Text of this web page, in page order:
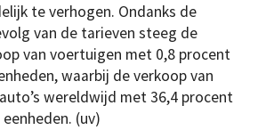
te verhogen. Ondanks de
van de tarieven steeg de
van voertuigen met 0,8 procent
waarbij de verkoop van
wereldwijd met 36,4 procent
(uv)